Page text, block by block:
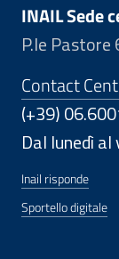
INAIL Sede
P.le Pastore
Contact
(+39)
Dal lunedì
Inail risponde
Sportello digitale